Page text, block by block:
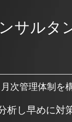
サルタ
次管理体制を
析し早めに対